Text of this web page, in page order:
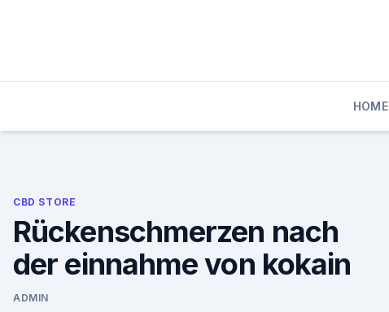
HOME
CBD STORE
Rückenschmerzen nach
der einnahme von kokain
ADMIN